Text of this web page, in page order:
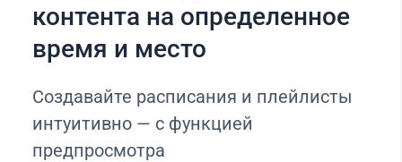
контента на определенное
время и место
Создавайте расписания и плейлисты
интуитивно — с функцией
предпросмотра